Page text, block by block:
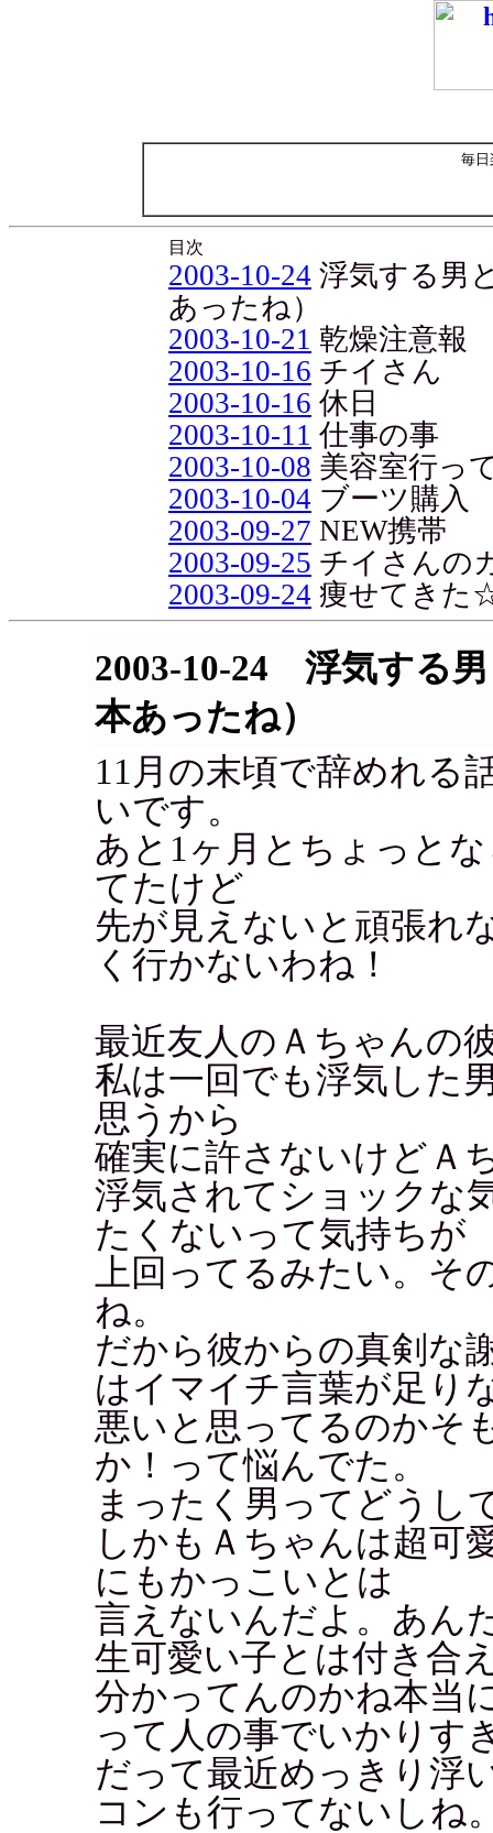
毎日
目次
2003-10-24 浮気する男
あったね）
2003-10-21 乾燥注意報
2003-10-16 チイさん
2003-10-16 休日
2003-10-11 仕事の事
2003-10-08 美容室行っ
2003-10-04 ブーツ購入
2003-09-27 NEW携帯
2003-09-25 チイさんの
2003-09-24 痩せてきた
2003-10-24 浮気する
本あったね）
11月の末頃で辞めれる
いです。
あと1ヶ月とちょっと
てたけど
先が見えないと頑張れ
く行かないわね！
最近友人のＡちゃんの
私は一回でも浮気した
思うから
確実に許さないけどＡ
浮気されてショックな
たくないって気持ちが
上回ってるみたい。そ
ね。
だから彼からの真剣な
はイマイチ言葉が足り
悪いと思ってるのかそ
か！って悩んでた。
まったく男ってどうし
しかもＡちゃんは超可
にもかっこいとは
言えないんだよ。あん
生可愛い子とは付き合
分かってんのかね本当
って人の事でいかりす
だって最近めっきり浮
コンも行ってないしね